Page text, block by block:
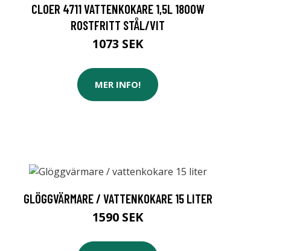
CLOER 4711 VATTENKOKARE 1,5L 1800W
ROSTFRITT STÅL/VIT
1073 SEK
MER INFO!
GLÖGGVÄRMARE / VATTENKOKARE 15 LITER
1590 SEK